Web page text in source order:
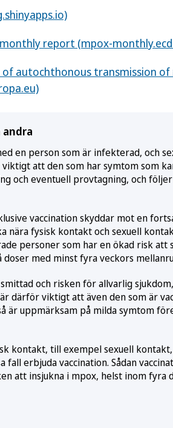
report (mpox-
autochthonous transmission
en person som är infekterad, och
att den som har symtom som
och eventuell provtagning, och
vaccination skyddar mot en
nära fysisk kontakt och sexuell
personer som har en ökad risk att
med minst fyra veckors
och risken för allvarlig
därför viktigt att även den som är
är uppmärksam på milda symtom
kontakt, till exempel sexuell
erbjuda vaccination. Sådan
att insjukna i mpox, helst inom fyra